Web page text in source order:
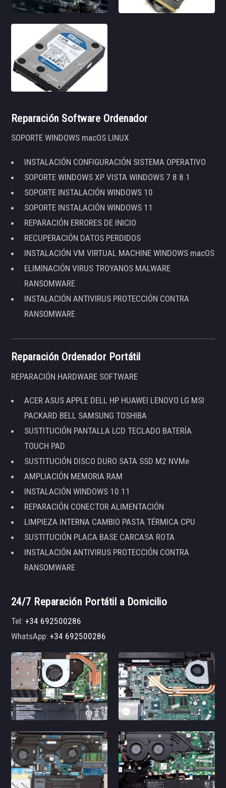
Reparación Software Ordenador
SOPORTE WINDOWS macOS LINUX
INSTALACIÓN CONFIGURACIÓN SISTEMA OPERATIVO
SOPORTE WINDOWS XP VISTA WINDOWS 7 8 8.1
SOPORTE INSTALACIÓN WINDOWS 10
SOPORTE INSTALACIÓN WINDOWS 11
REPARACIÓN ERRORES DE INICIO
RECUPERACIÓN DATOS PERDIDOS
INSTALACIÓN VM VIRTUAL MACHINE WINDOWS macOS
ELIMINACIÓN VIRUS TROYANOS MALWARE
RANSOMWARE
INSTALACIÓN ANTIVIRUS PROTECCIÓN CONTRA
RANSOMWARE
Reparación Ordenador Portátil
REPARACIÓN HARDWARE SOFTWARE
ACER ASUS APPLE DELL HP HUAWEI LENOVO LG MSI
PACKARD BELL SAMSUNG TOSHIBA
SUSTITUCIÓN PANTALLA LCD TECLADO BATERÍA
TOUCH PAD
SUSTITUCIÓN DISCO DURO SATA SSD M2 NVMe
AMPLIACIÓN MEMORIA RAM
INSTALACIÓN WINDOWS 10 11
REPARACIÓN CONECTOR ALIMENTACIÓN
LIMPIEZA INTERNA CAMBIO PASTA TÉRMICA CPU
SUSTITUCIÓN PLACA BASE CARCASA ROTA
INSTALACIÓN ANTIVIRUS PROTECCIÓN CONTRA
RANSOMWARE
24/7 Reparación Portátil a Domicilio
Tel:+34 692500286
WhatsApp:+34 692500286